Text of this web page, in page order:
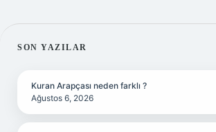
SIDEBAR
SON YAZILAR
Kuran Arapçası neden farklı ?
Ağustos 6, 2026